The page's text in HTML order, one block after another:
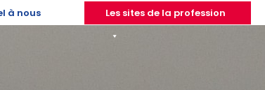
à nous Les sites de la profession